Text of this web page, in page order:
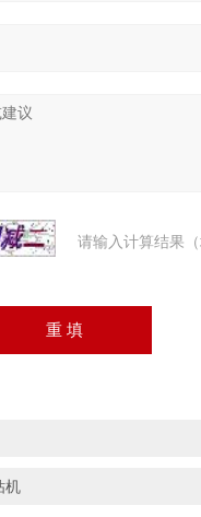
请输入计算结果
机